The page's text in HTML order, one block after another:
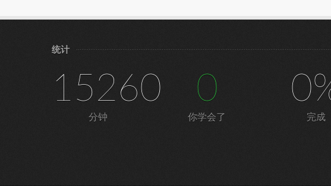
统计
15260
分钟
0
你学会了 完成